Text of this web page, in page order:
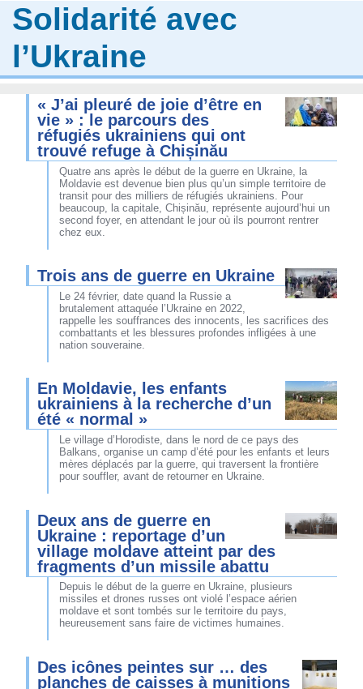
Solidarité avec
l’Ukraine
« J’ai pleuré de joie d’être en
vie » : le parcours des
réfugiés ukrainiens qui ont
trouvé refuge à Chișinău
Quatre ans après le début de la guerre en Ukraine, la
Moldavie est devenue bien plus qu’un simple territoire de
transit pour des milliers de réfugiés ukrainiens. Pour
beaucoup, la capitale, Chișinău, représente aujourd’hui un
second foyer, en attendant le jour où ils pourront rentrer
chez eux.
Trois ans de guerre en Ukraine
Le 24 février, date quand la Russie a
brutalement attaquée l’Ukraine en 2022,
rappelle les souffrances des innocents, les sacrifices des
combattants et les blessures profondes infligées à une
nation souveraine.
En Moldavie, les enfants
ukrainiens à la recherche d’un
été « normal »
Le village d’Horodiste, dans le nord de ce pays des
Balkans, organise un camp d’été pour les enfants et leurs
mères déplacés par la guerre, qui traversent la frontière
pour souffler, avant de retourner en Ukraine.
Deux ans de guerre en
Ukraine : reportage d’un
village moldave atteint par des
fragments d’un missile abattu
Depuis le début de la guerre en Ukraine, plusieurs
missiles et drones russes ont violé l’espace aérien
moldave et sont tombés sur le territoire du pays,
heureusement sans faire de victimes humaines.
Des icônes peintes sur … des
planches de caisses à munitions